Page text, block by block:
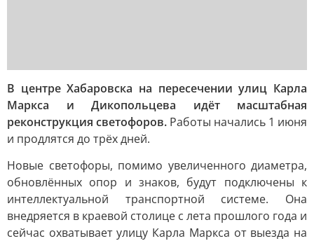
В центре Хабаровска на пересечении улиц Карла
Маркса и Дикопольцева идёт масштабная
реконструкция светофоров. Работы начались 1 июня
и продлятся до трёх дней.
Новые светофоры, помимо увеличенного диаметра,
обновлённых опор и знаков, будут подключены к
интеллектуальной транспортной системе. Она
внедряется в краевой столице с лета прошлого года и
сейчас охватывает улицу Карла Маркса от выезда на